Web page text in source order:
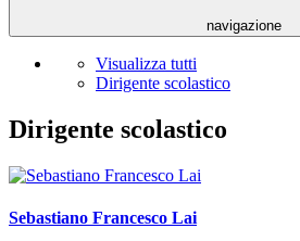
navigazione
Visualizza tutti
Dirigente scolastico
Dirigente scolastico
Sebastiano Francesco Lai